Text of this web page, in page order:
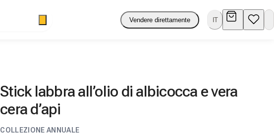
Vendere direttamente IT
Stick labbra all’olio di albicocca e vera
cera d’api
COLLEZIONE ANNUALE